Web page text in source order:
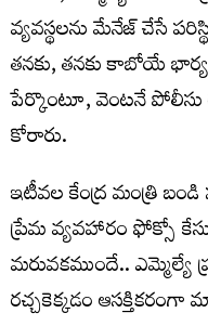
వ్యవస్థలను మేనేజ్ చేసే
తనకు, తనకు కాబోయే
పేర్కొంటూ, వెంటనే పోలీసు
కోరారు.
ఇటీవల కేంద్ర మంత్రి
ప్రేమ వ్యవహారం ఫోక్సో
మరువకముందే.. ఎమ్మెల్యే
రచ్చకెక్కడం